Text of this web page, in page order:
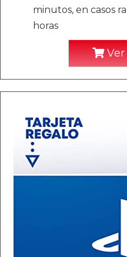
minutos, en casos
horas
Ver